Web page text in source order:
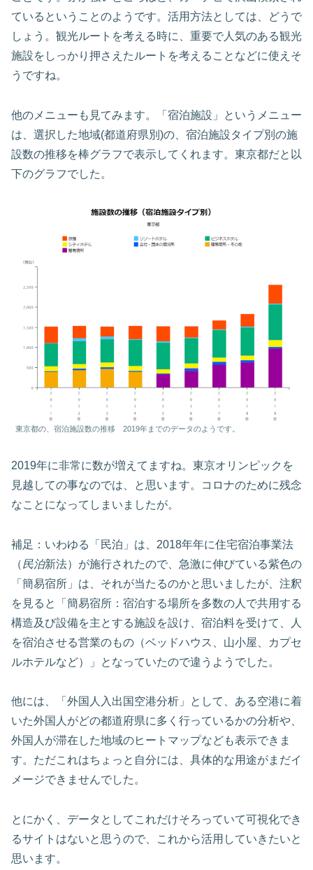
ているということのようです。活用方法としては、どうで
しょう。観光ルートを考える時に、重要で人気のある観光
施設をしっかり押さえたルートを考えることなどに使えそ
うですね。
他のメニューも見てみます。「宿泊施設」というメニュー
は、選択した地域(都道府県別)の、宿泊施設タイプ別の施
設数の推移を棒グラフで表示してくれます。東京都だと以
下のグラフでした。
東京都の、宿泊施設数の推移 2019年までのデータのようです。
2019年に非常に数が増えてますね。東京オリンピックを
見越しての事なのでは、と思います。コロナのために残念
なことになってしまいましたが。
補足：いわゆる「民泊」は、2018年年に住宅宿泊事業法
（民泊新法）が施行されたので、急激に伸びている紫色の
「簡易宿所」は、それが当たるのかと思いましたが、注釈
を見ると「簡易宿所：宿泊する場所を多数の人で共用する
構造及び設備を主とする施設を設け、宿泊料を受けて、人
を宿泊させる営業のもの（ベッドハウス、山小屋、カプセ
ルホテルなど）」となっていたので違うようでした。
他には、「外国人入出国空港分析」として、ある空港に着
いた外国人がどの都道府県に多く行っているかの分析や、
外国人が滞在した地域のヒートマップなども表示できま
す。ただこれはちょっと自分には、具体的な用途がまだイ
メージできませんでした。
とにかく、データとしてこれだけそろっていて可視化でき
るサイトはないと思うので、これから活用していきたいと
思います。